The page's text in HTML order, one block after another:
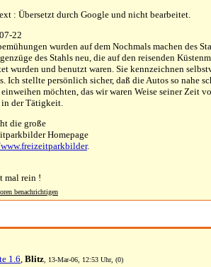
: Übersetzt durch Google und nicht bearbeitet.
22
wurden auf dem Nochmals machen des
des Stahls neu, die auf den reisenden
wurden und benutzt waren. Sie kennzeichnen
Ich stellte persönlich sicher, daß die Autos so nahe
möchten, das wir waren Weise seiner Zeit
der Tätigkeit.
die große
Homepage
.
mal rein !
benachrichtigen
1.6, Blitz , 13-Mar-06, 12:53 Uhr, (0)